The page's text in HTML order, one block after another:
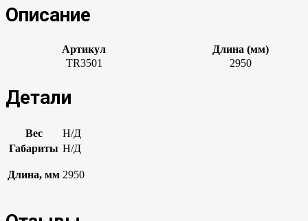
Описание
Артикул
Длина (мм)
TR3501
2950
Детали
Вес
Н/Д
Габариты Н/Д
Длина, мм 2950